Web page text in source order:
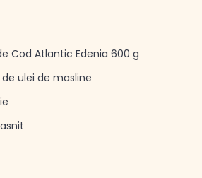
Cod Atlantic Edenia 600 g
ulei de masline